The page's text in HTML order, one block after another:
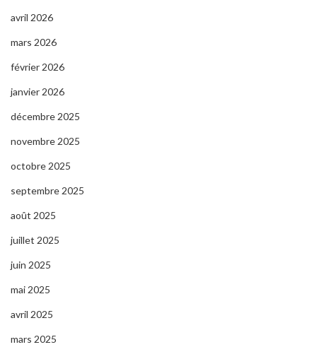
avril 2026
mars 2026
février 2026
janvier 2026
décembre 2025
novembre 2025
octobre 2025
septembre 2025
août 2025
juillet 2025
juin 2025
mai 2025
avril 2025
mars 2025